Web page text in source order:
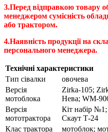
3.Перед відправкою товару
менеджером сумісність
або трактором.
4.Наявність продукції на
персонального менеджера.
Технічні характеристики
Тип сівалки
овочева
Версія
мотоблока
Zirka-105;
Нева; WM-
Версія
мототрактора
Кіт набір
Скаут Т-24
Клас трактора
мотоблок;